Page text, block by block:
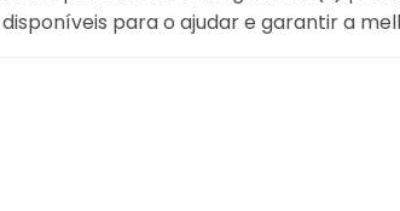
para o ajudar e garantir a